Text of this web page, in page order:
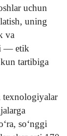
uchun
uning
va
— etik
tartibiga
texnologiyalar
so‘nggi